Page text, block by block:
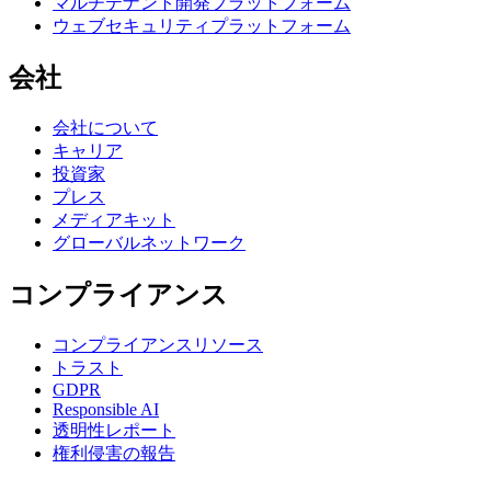
ウェブセキュリティプラットフォーム
会社
会社について
キャリア
投資家
プレス
メディアキット
グローバルネットワーク
コンプライアンス
コンプライアンスリソース
トラスト
GDPR
Responsible AI
透明性レポート
権利侵害の報告